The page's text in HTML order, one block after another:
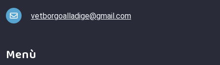
vetborgoalladige@gmail.com
Menù